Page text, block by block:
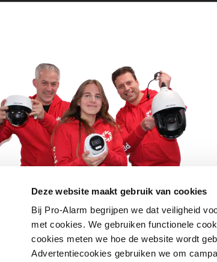
Deze website maakt gebruik van cookies
Bij Pro-Alarm begrijpen we dat veiligheid
met cookies. We gebruiken functionele
cookies meten we hoe de website wordt
Advertentiecookies gebruiken we om
5 euro korting op je aankoop?
Schrijf je direct in voor onze nieuwsbrief en